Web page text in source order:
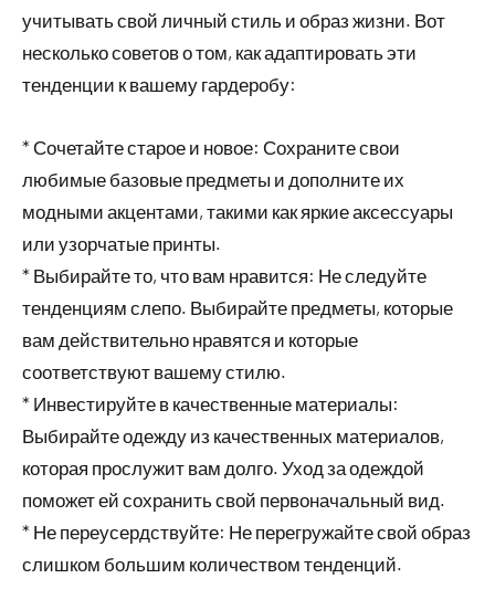
учитывать свой личный стиль и образ жизни. Вот
несколько советов о том, как адаптировать эти
тенденции к вашему гардеробу:
* Сочетайте старое и новое: Сохраните свои
любимые базовые предметы и дополните их
модными акцентами, такими как яркие аксессуары
или узорчатые принты.
* Выбирайте то, что вам нравится: Не следуйте
тенденциям слепо. Выбирайте предметы, которые
вам действительно нравятся и которые
соответствуют вашему стилю.
* Инвестируйте в качественные материалы:
Выбирайте одежду из качественных материалов,
которая прослужит вам долго. Уход за одеждой
поможет ей сохранить свой первоначальный вид.
* Не переусердствуйте: Не перегружайте свой образ
слишком большим количеством тенденций.